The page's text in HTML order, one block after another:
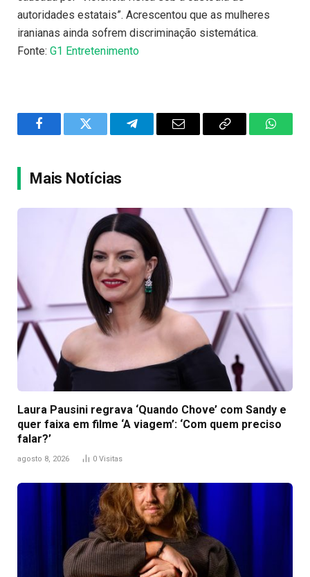
autoridades estatais”. Acrescentou que as mulheres
iranianas ainda sofrem discriminação sistemática.
Fonte: G1 Entretenimento
FacebookTwitter TelegramEmail
Copy
Mais Notícias
Laura Pausini regrava ‘Quando Chove’ com Sandy e
quer faixa em filme ‘A viagem’: ‘Com quem preciso
falar?’
agosto 8, 2026 0 Visitas